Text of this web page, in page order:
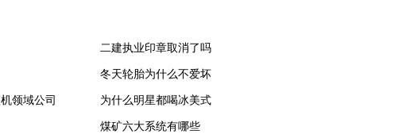
二建执业印章取消了吗
冬天轮胎为什么不爱坏
领域公司
为什么明星都喝冰美式
煤矿六大系统有哪些